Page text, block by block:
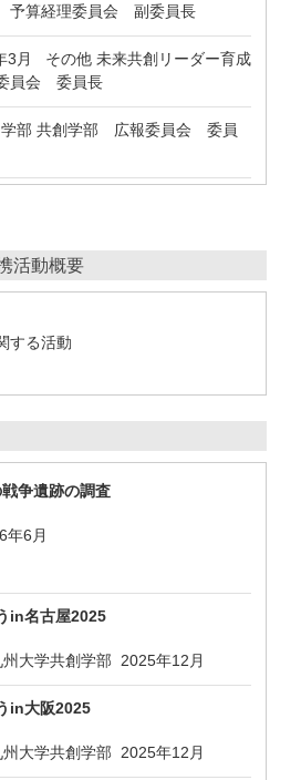
予算経理委員会 副委員長
3月
その他 未来共創リーダー育成
員会 委員長
部 共創学部 広報委員会 委員
活動概要
する活動
争遺跡の調査
年6月
in名古屋2025
大学共創学部 2025年12月
in大阪2025
大学共創学部 2025年12月